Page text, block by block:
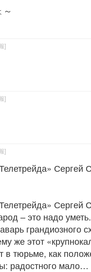
]
]
]
Сергей
Сергей
– это надо
грандиозного
же этот
в тюрьме, как
радостного мало…